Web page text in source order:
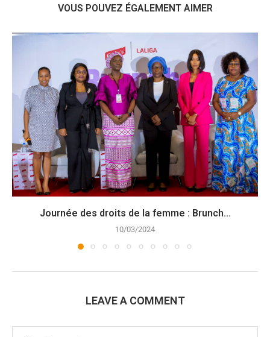
VOUS POUVEZ ÉGALEMENT AIMER
Journée des droits de la femme : Brunch...
10/03/2024
LEAVE A COMMENT